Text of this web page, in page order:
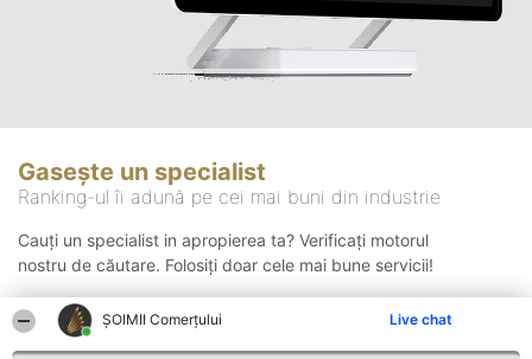
ȘOIMII Comerțului Live chat
Gasește un specialist
Ranking-ul îi adună pe cei mai buni din industrie
Cauți un specialist in apropierea ta? Verificați motorul
nostru de căutare. Folosiți doar cele mai bune servicii!